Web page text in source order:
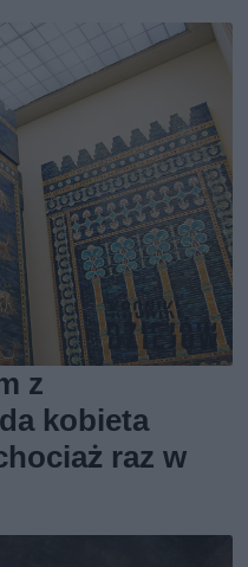
z
kobieta
raz w